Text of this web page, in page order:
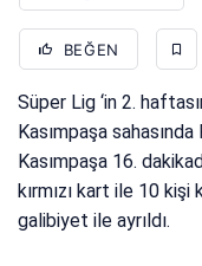
BEĞEN
Süper Lig ‘in 2.
Kasımpaşa
Kasımpaşa 16.
kırmızı kart ile 10 kişi
galibiyet ile ayrıldı.